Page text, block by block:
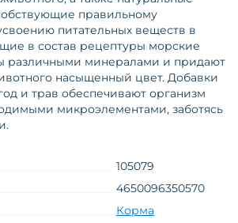
правильному
питательных веществ в
в состав рецептуры морские
различными минералами и придают
насыщенный цвет. Добавки
и трав обеспечивают организм
микроэлементами, заботясь
105079
4650096350570
Корма